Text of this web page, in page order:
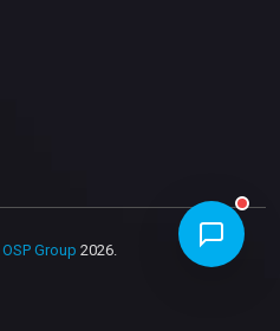
OSP Group 2026.